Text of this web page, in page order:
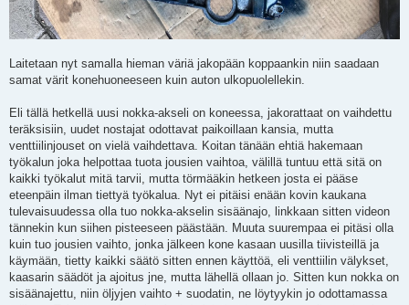
Laitetaan nyt samalla hieman väriä jakopään koppaankin niin saadaan
samat värit konehuoneeseen kuin auton ulkopuolellekin.
Eli tällä hetkellä uusi nokka-akseli on koneessa, jakorattaat on vaihdettu
teräksisiin, uudet nostajat odottavat paikoillaan kansia, mutta
venttiilinjouset on vielä vaihdettava. Koitan tänään ehtiä hakemaan
työkalun joka helpottaa tuota jousien vaihtoa, välillä tuntuu että sitä on
kaikki työkalut mitä tarvii, mutta törmääkin hetkeen josta ei pääse
eteenpäin ilman tiettyä työkalua. Nyt ei pitäisi enään kovin kaukana
tulevaisuudessa olla tuo nokka-akselin sisäänajo, linkkaan sitten videon
tännekin kun siihen pisteeseen päästään. Muuta suurempaa ei pitäsi olla
kuin tuo jousien vaihto, jonka jälkeen kone kasaan uusilla tiivisteillä ja
käymään, tietty kaikki säätö sitten ennen käyttöä, eli venttiilin välykset,
kaasarin säädöt ja ajoitus jne, mutta lähellä ollaan jo. Sitten kun nokka on
sisäänajettu, niin öljyjen vaihto + suodatin, ne löytyykin jo odottamassa